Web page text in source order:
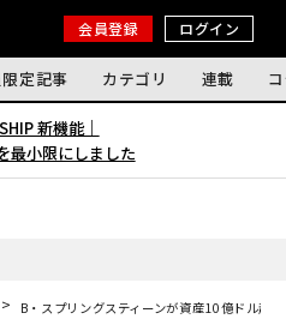
会員登録 ログイン
定記事 カテゴリ 連載
新機能｜
最小限にしました
B・スプリングスティーンが資産10億ドル超